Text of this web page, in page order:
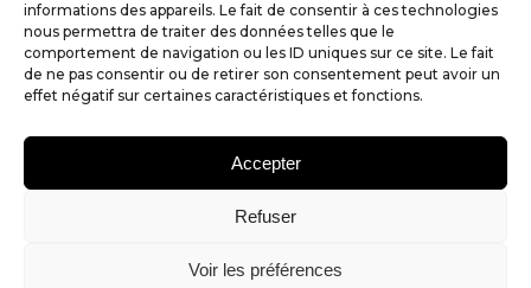
informations des appareils. Le fait de consentir à ces technologies
nous permettra de traiter des données telles que le
comportement de navigation ou les ID uniques sur ce site. Le fait
de ne pas consentir ou de retirer son consentement peut avoir un
effet négatif sur certaines caractéristiques et fonctions.
Accepter
Refuser
Voir les préférences
02 72 07 89 40
alexandre@partner-web.fr
54 bis Bd du 19 Mars 1962
44350 GUERANDE
© Copyright 2026 – Tous droits réservés – Réalisé par Partner